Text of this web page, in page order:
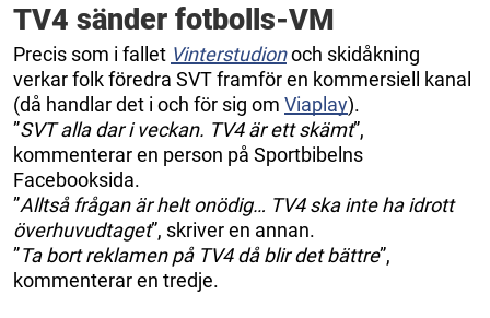
TV4 sänder fotbolls-VM
Precis som i fallet Vinterstudionoch skidåkning
verkar folk föredra SVT framför en kommersiell kanal
(då handlar det i och för sig om Viaplay).
”SVT alla dar i veckan. TV4 är ett skämt”,
kommenterar en person på Sportbibelns
Facebooksida.
”Alltså frågan är helt onödig… TV4 ska inte ha idrott
överhuvudtaget”, skriver en annan.
”Ta bort reklamen på TV4 då blir det bättre”,
kommenterar en tredje.